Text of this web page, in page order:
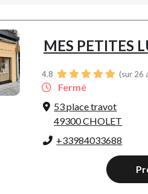
MES PETITES
4.8 (sur 26
Fermé
53 place travot
49300 CHOLET
+33984033688